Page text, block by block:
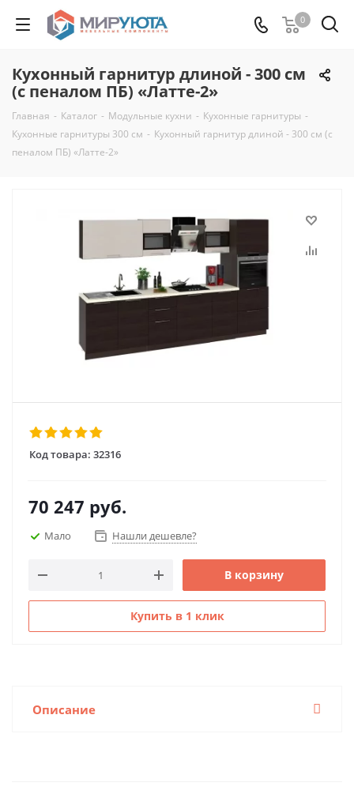
0
Кухонный гарнитур длиной - 300 см
(с пеналом ПБ) «Латте-2»
Главная - Каталог - Модульные кухни - Кухонные гарнитуры -
Кухонные гарнитуры 300 см - Кухонный гарнитур длиной - 300 см (с
пеналом ПБ) «Латте-2»
Код товара: 32316
70 247 руб.
Мало Нашли дешевле?
В корзину
Купить в 1 клик
Описание